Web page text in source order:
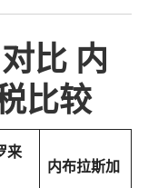
比 内
比较
来
内布拉斯加